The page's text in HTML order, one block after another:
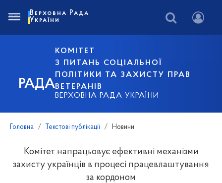
РАДА
КОМІТЕТ
З ПИТАНЬ СОЦІАЛЬНОЇ
ПОЛІТИКИ ТА ЗАХИСТУ ПРАВ
ВЕТЕРАНІВ
ВЕРХОВНА РАДА УКРАЇНИ
Верховна Рада
України
Головна Текстові публікації Новини
Комітет напрацьовує ефективні механізми
захисту українців в процесі працевлаштування
за кордоном